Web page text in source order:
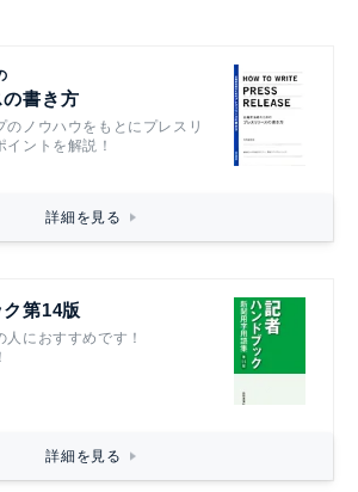
書き方
のノウハウをもとにプレスリ
イントを解説！
詳細を見る
第14版
におすすめです！
詳細を見る